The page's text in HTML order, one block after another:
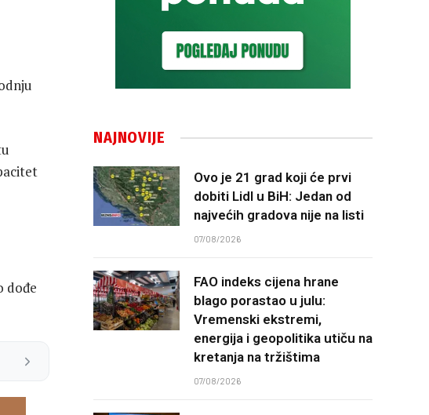
dođe
NAJNOVIJE
Ovo je 21 grad koji će prvi
dobiti Lidl u BiH: Jedan od
najvećih gradova nije na listi
07/08/2026
FAO indeks cijena hrane
blago porastao u julu:
Vremenski ekstremi,
energija i geopolitika utiču na
kretanja na tržištima
07/08/2026